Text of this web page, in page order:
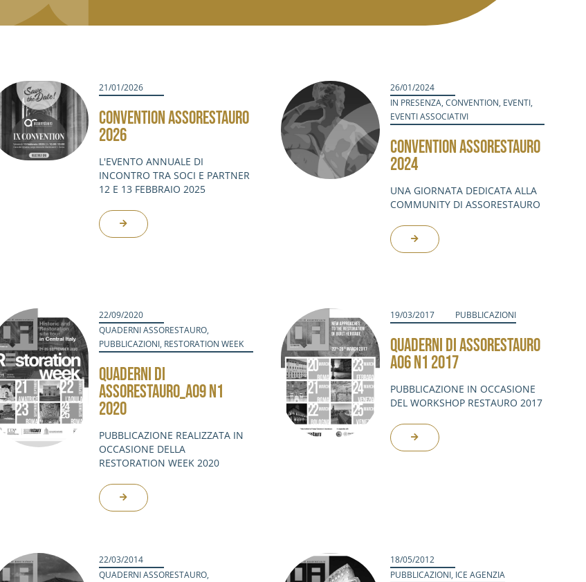
21/01/2026
CONVENTION ASSORESTAURO
2026
L'EVENTO ANNUALE DI
INCONTRO TRA SOCI E PARTNER
12 E 13 FEBBRAIO 2025
26/01/2024
IN PRESENZA,CONVENTION, EVENTI,
EVENTI ASSOCIATIVI
CONVENTION ASSORESTAURO
2024
UNA GIORNATA DEDICATA ALLA
COMMUNITY DI ASSORESTAURO
22/09/2020
QUADERNI ASSORESTAURO,
PUBBLICAZIONI, RESTORATION WEEK
QUADERNI DI
ASSORESTAURO_A09 N1
2020
PUBBLICAZIONE REALIZZATA IN
OCCASIONE DELLA
RESTORATION WEEK 2020
19/03/2017 PUBBLICAZIONI
QUADERNI DI ASSORESTAURO
A06 N1 2017
PUBBLICAZIONE IN OCCASIONE
DEL WORKSHOP RESTAURO 2017
22/03/2014
QUADERNI ASSORESTAURO,
18/05/2012
PUBBLICAZIONI, ICE AGENZIA